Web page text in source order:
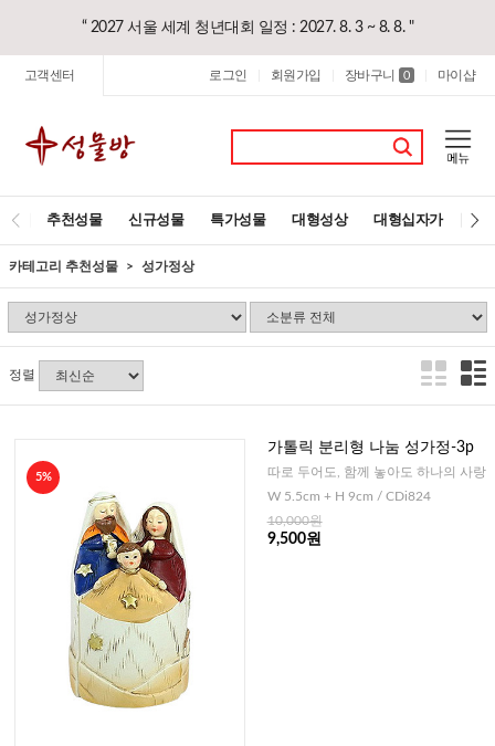
“ 2027 서울 세계 청년대회 일정 : 2027. 8. 3 ~ 8. 8. "
고객센터 로그인 회원가입 장바구니 0 마이샵
추천성물 신규성물 특가성물 대형성상 대형십자가 레
카테고리 추천성물 성가정상
정렬
5%
가톨릭 분리형 나눔 성가정-3p
따로 두어도, 함께 놓아도 하나의 사랑
W 5.5cm + H 9cm / CDi824
10,000원
9,500원